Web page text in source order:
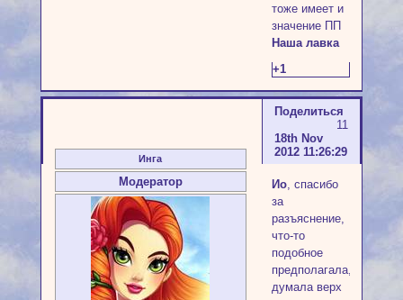
тоже имеет и
значение ПП
Наша лавка
+1
Поделиться
11
18th Nov
2012 11:26:29
Инга
Модератор Ио, спасибо
за
разъяснение,
что-то
подобное
предполагала,
думала верх